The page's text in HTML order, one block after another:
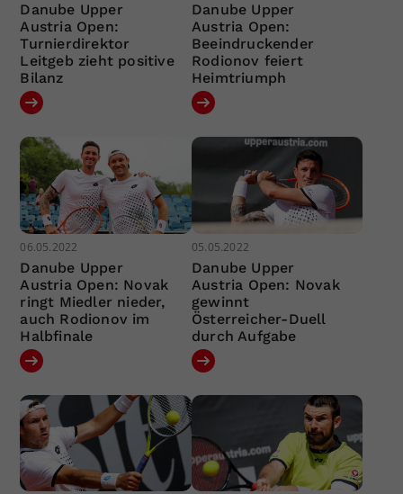
Danube Upper
Austria Open:
Turnierdirektor
Leitgeb zieht positive
Bilanz
Danube Upper
Austria Open:
Beeindruckender
Rodionov feiert
Heimtriumph
06.05.2022
Danube Upper
Austria Open: Novak
ringt Miedler nieder,
auch Rodionov im
Halbfinale
05.05.2022
Danube Upper
Austria Open: Novak
gewinnt
Österreicher-Duell
durch Aufgabe